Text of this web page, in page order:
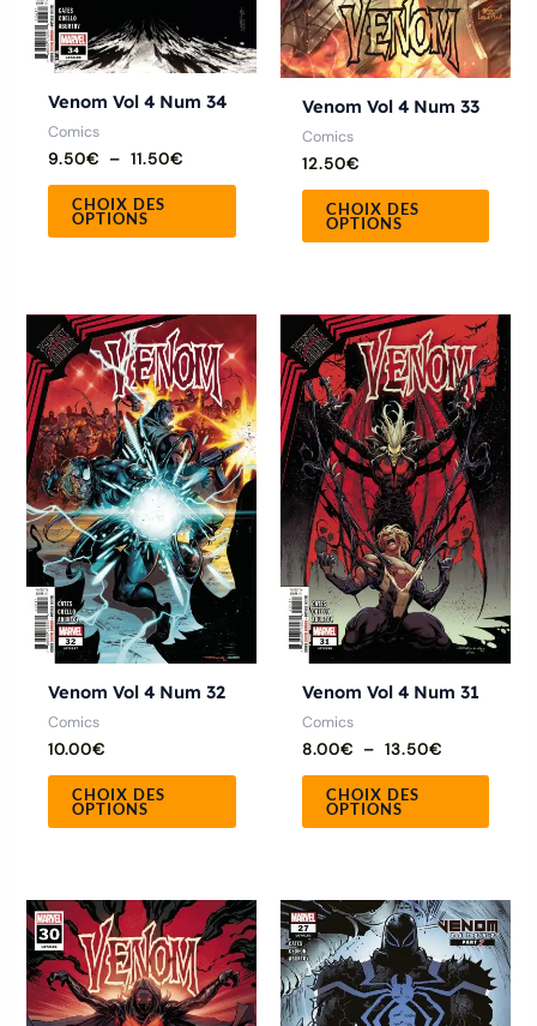
Venom Vol 4 Num 34
Comics
9.50€ – 11.50€
CHOIX DES
OPTIONS
choisies
sur
produit
Venom Vol 4 Num 33
Comics
12.50€
CHOIX DES
OPTIONS
sur
Venom Vol 4 Num 32
Comics
10.00€
CHOIX DES
OPTIONS
Ce
produit
a
plusieurs
variations.
Les
options
peuvent
être
choisies
sur
produit
Venom Vol 4 Num 31
Comics
8.00€ – 13.50€
Plage
de
prix :
8.00€
à
13.50€
CHOIX DES
OPTIONS
Ce
a
Les
être
sur
Plage
de
prix :
8.50€
à
9.50€
Ce
produit
a
plusieurs
Ce
a